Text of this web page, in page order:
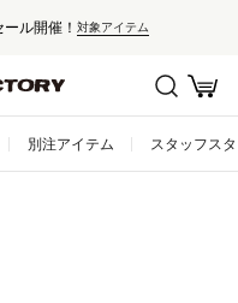
ル開催！ 対象アイテム
ポイント還元！
た高感度セレクトショップ
！
別注アイテム スタッフス